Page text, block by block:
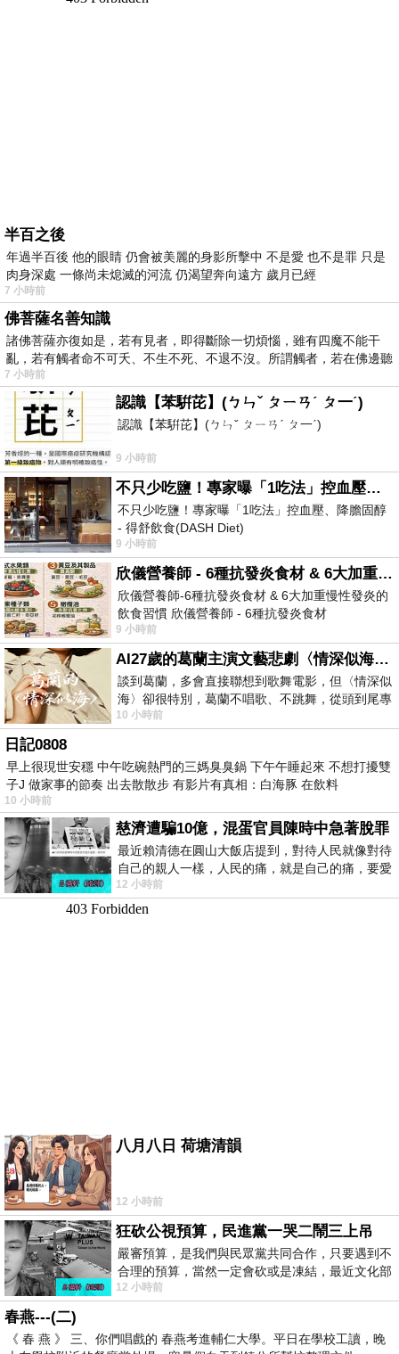
半百之後
年過半百後 他的眼睛 仍會被美麗的身影所擊中 不是愛 也不是罪 只是
肉身深處 一條尚未熄滅的河流 仍渴望奔向遠方 歲月已經
7 小時前
佛菩薩名善知識
諸佛菩薩亦復如是，若有見者，即得斷除一切煩惱，雖有四魔不能干
亂，若有觸者命不可夭、不生不死、不退不沒。所謂觸者，若在佛邊聽
受
7 小時前
認識【苯騈芘】(ㄅㄣˇ ㄆㄧㄢˊ ㄆ一ˊ)
認識【苯騈芘】(ㄅㄣˇ ㄆㄧㄢˊ ㄆ一ˊ)
9 小時前
不只少吃鹽！專家曝「1吃法」控血壓、降膽固醇 - 得舒飲食(DASH Diet)
不只少吃鹽！專家曝「1吃法」控血壓、降膽固醇
- 得舒飲食(DASH Diet)
https://www.facebook.com/dietitiansophia/posts/
9 小時前
欣儀營養師 - 6種抗發炎食材 & 6大加重慢性發炎的飲食習慣
欣儀營養師-6種抗發炎食材 & 6大加重慢性發炎的
飲食習慣 欣儀營養師 - 6種抗發炎食材
https://www.facebook.com/photo/?fbid=147
9 小時前
AI27歲的葛蘭主演文藝悲劇〈情深似海〉 #戀上老電影 #葛蘭 #粟子
談到葛蘭，多會直接聯想到歌舞電影，但〈情深似
海〉卻很特別，葛蘭不唱歌、不跳舞，從頭到尾專
心演戲。拍攝期間，經常工作超過12個鐘
10 小時前
日記0808
早上很現世安穩 中午吃碗熱門的三媽臭臭鍋 下午午睡起來 不想打擾雙
子J 做家事的節奏 出去散散步 有影片有真相：白海豚 在飲料
10 小時前
慈濟遭騙10億，混蛋官員陳時中急著脫罪
最近賴清德在圓山大飯店提到，對待人民就像對待
自己的親人一樣，人民的痛，就是自己的痛，要愛
民如親，說的這麼好聽，實際上根本沒做
12 小時前
八月八日 荷塘清韻
12 小時前
狂砍公視預算，民進黨一哭二鬧三上吊
嚴審預算，是我們與民眾黨共同合作，只要遇到不
合理的預算，當然一定會砍或是凍結，最近文化部
要編列公視和Taiwan plus預算，在110年
12 小時前
春燕---(二)
《 春 燕 》 三、你們唱戲的 春燕考進輔仁大學。平日在學校工讀，晚